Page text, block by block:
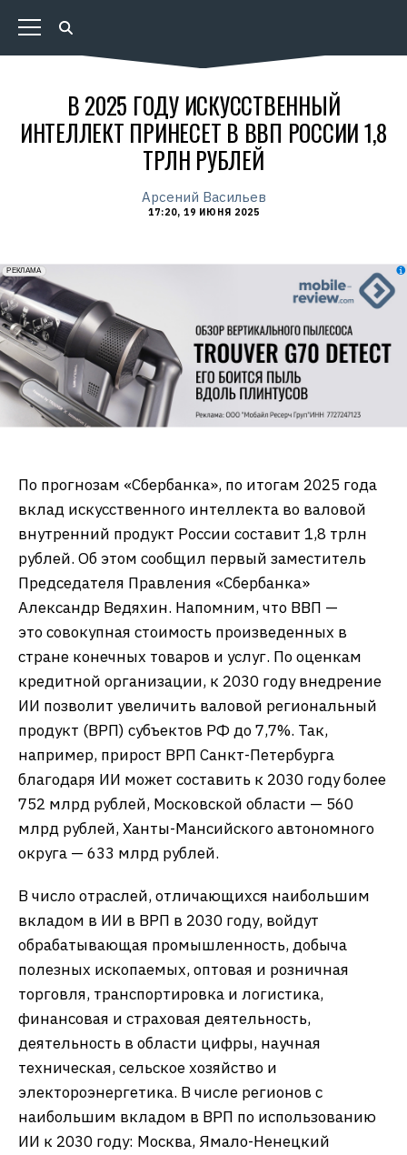
В 2025 ГОДУ ИСКУССТВЕННЫЙ
ИНТЕЛЛЕКТ ПРИНЕСЕТ В ВВП РОССИИ 1,8
ТРЛН РУБЛЕЙ
Арсений Васильев
17:20, 19 ИЮНЯ 2025
erid: 2VfnxxmNzs5
РЕКЛАМА
По прогнозам «Сбербанка», по итогам 2025 года
вклад искусственного интеллекта во валовой
внутренний продукт России составит 1,8 трлн
рублей. Об этом сообщил первый заместитель
Председателя Правления «Сбербанка»
Александр Ведяхин. Напомним, что ВВП —
это совокупная стоимость произведенных в
стране конечных товаров и услуг. По оценкам
кредитной организации, к 2030 году внедрение
ИИ позволит увеличить валовой региональный
продукт (ВРП) субъектов РФ до 7,7%. Так,
например, прирост ВРП Санкт-Петербурга
благодаря ИИ может составить к 2030 году более
752 млрд рублей, Московской области — 560
млрд рублей, Ханты-Мансийского автономного
округа — 633 млрд рублей.
В число отраслей, отличающихся наибольшим
вкладом в ИИ в ВРП в 2030 году, войдут
обрабатывающая промышленность, добыча
полезных ископаемых, оптовая и розничная
торговля, транспортировка и логистика,
финансовая и страховая деятельность,
деятельность в области цифры, научная
техническая, сельское хозяйство и
электороэнергетика. В числе регионов с
наибольшим вкладом в ВРП по использованию
ИИ к 2030 году: Москва, Ямало-Ненецкий